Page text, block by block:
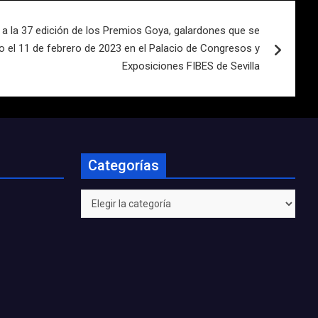
la 37 edición de los Premios Goya, galardones que se
el 11 de febrero de 2023 en el Palacio de Congresos y
Exposiciones FIBES de Sevilla
Categorías
Categorías